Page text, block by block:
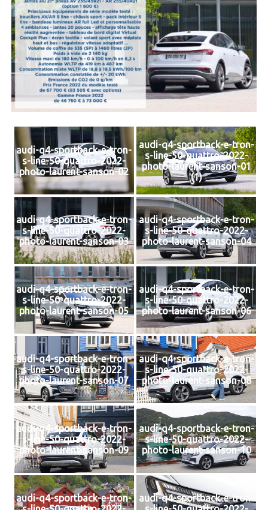
audi-q4-sportback-e-tron-
s-line-50-quattro-2022-
photo-laurent-sanson-02
audi-q4-sportback-e-tron-
s-line-50-quattro-2022-
photo-laurent-sanson-01
(1)
audi-q4-sportback-e-tron-
s-line-50-quattro-2022-
photo-laurent-sanson-03
audi-q4-sportback-e-tron-
s-line-50-quattro-2022-
photo-laurent-sanson-04
audi-q4-sportback-e-tron-
s-line-50-quattro-2022-
photo-laurent-sanson-05
audi-q4-sportback-e-tron-
s-line-50-quattro-2022-
photo-laurent-sanson-06
audi-q4-sportback-e-tron-
s-line-50-quattro-2022-
photo-laurent-sanson-07
audi-q4-sportback-e-tron-
s-line-50-quattro-2022-
photo-laurent-sanson-08
audi-q4-sportback-e-tron-
s-line-50-quattro-2022-
photo-laurent-sanson-09
audi-q4-sportback-e-tron-
s-line-50-quattro-2022-
photo-laurent-sanson-10
audi-q4-sportback-e-tron-
audi-q4-sportback-e-tron-